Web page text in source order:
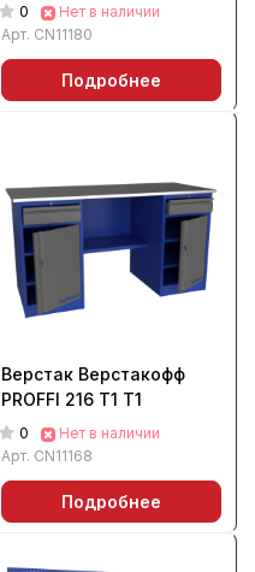
0
Нет в наличии
Арт. CN11180
Подробнее
Верстак Верстакофф
PROFFI 216 Т1 Т1
0
Нет в наличии
Арт. CN11168
Подробнее